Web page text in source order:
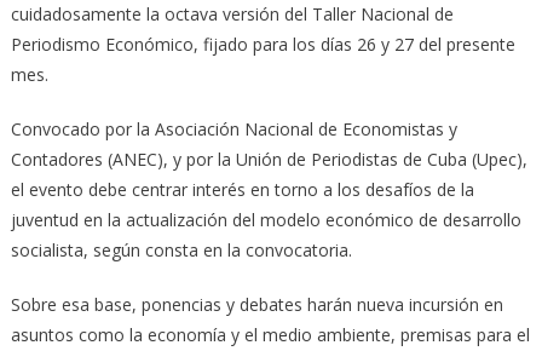
cuidadosamente la octava versión del Taller Nacional de
Periodismo Económico, fijado para los días 26 y 27 del presente
mes.
Convocado por la Asociación Nacional de Economistas y
Contadores (ANEC), y por la Unión de Periodistas de Cuba (Upec),
el evento debe centrar interés en torno a los desafíos de la
juventud en la actualización del modelo económico de desarrollo
socialista, según consta en la convocatoria.
Sobre esa base, ponencias y debates harán nueva incursión en
asuntos como la economía y el medio ambiente, premisas para el